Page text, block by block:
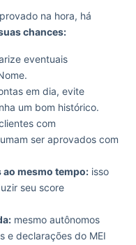
na hora, há
chances:
eventuais
em dia, evite
um bom histórico.
com
ser aprovados com
mesmo tempo: isso
seu score
mesmo autônomos
e declarações do MEI